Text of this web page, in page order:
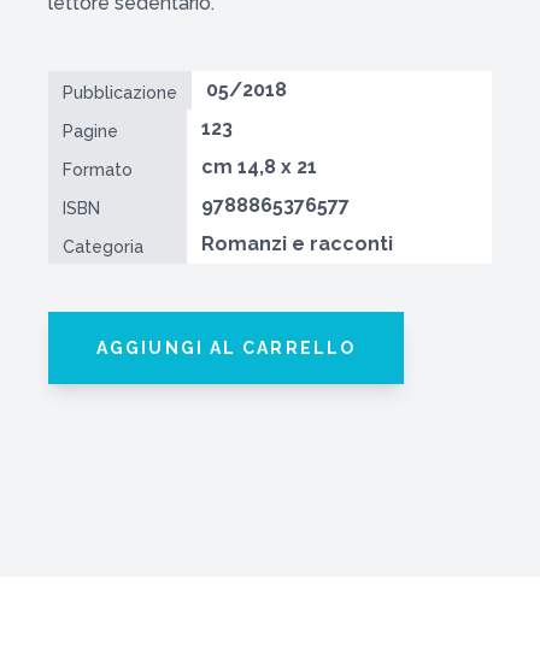
Pubblicazione 05/2018
Pagine 123
Formato cm 14,8 x 21
ISBN 9788865376577
Categoria Romanzi e racconti
AGGIUNGI AL CARRELLO